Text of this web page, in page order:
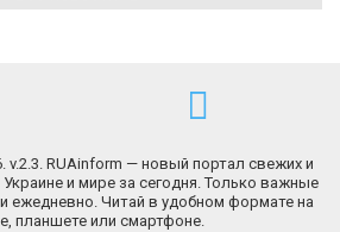
v.2.3. RUAinform — новый портал свежих и
и мире за сегодня. Только важные
ежедневно. Читай в удобном формате на
планшете или смартфоне.